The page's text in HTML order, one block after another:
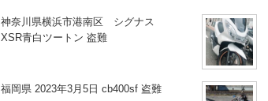
神奈川県横浜市港南区 シグナス
XSR青白ツートン 盗難
福岡県 2023年3月5日 cb400sf 盗難